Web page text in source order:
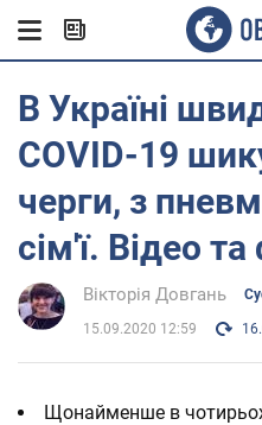
В Україні
COVID-19
черги, з
сім'ї. Відео
Вікторія Довгань
15.09.2020 12:59
Щонайменше в чотирьох